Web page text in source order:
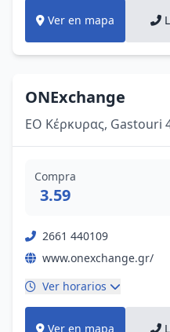
Ver en mapa
ONExchange
EΟ Κέρκυρας, Gastouri
Compra
3.59
2661 440109
www.onexchange.gr/
Ver horarios
Ver en mapa